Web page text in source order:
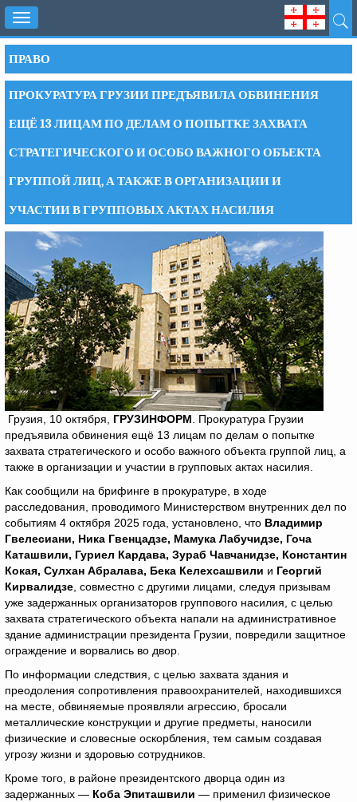
Toggle
navigation
ПРАВО
ПРОКУРАТУРА ГРУЗИИ ПРЕДЪЯВИЛА ОБВИНЕНИЯ
ЕЩЁ 13 ЛИЦАМ ПО ДЕЛАМ О ПОПЫТКЕ ЗАХВАТА
СТРАТЕГИЧЕСКОГО И ОСОБО ВАЖНОГО ОБЪЕКТА
ГРУППОЙ ЛИЦ, А ТАКЖЕ В ОРГАНИЗАЦИИ И
УЧАСТИИ В ГРУППОВЫХ АКТАХ НАСИЛИЯ
Грузия, 10 октября, ГРУЗИНФОРМ . Прокуратура Грузии
предъявила обвинения ещё 13 лицам по делам о попытке
захвата стратегического и особо важного объекта группой лиц, а
также в организации и участии в групповых актах насилия.
Как сообщили на брифинге в прокуратуре, в ходе
расследования, проводимого Министерством внутренних дел по
событиям 4 октября 2025 года, установлено, что Владимир
Гвелесиани, Ника Гвенцадзе, Мамука Лабучидзе, Гоча
Каташвили, Гуриел Кардава, Зураб Чавчанидзе, Константин
Кокая, Сулхан Абралава, Бека Келехсашвили и Георгий
Кирвалидзе , совместно с другими лицами, следуя призывам
уже задержанных организаторов группового насилия, с целью
захвата стратегического объекта напали на административное
здание администрации президента Грузии, повредили защитное
ограждение и ворвались во двор.
По информации следствия, с целью захвата здания и
преодоления сопротивления правоохранителей, находившихся
на месте, обвиняемые проявляли агрессию, бросали
металлические конструкции и другие предметы, наносили
физические и словесные оскорбления, тем самым создавая
угрозу жизни и здоровью сотрудников.
Кроме того, в районе президентского дворца один из
задержанных — Коба Эпиташвили — применил физическое